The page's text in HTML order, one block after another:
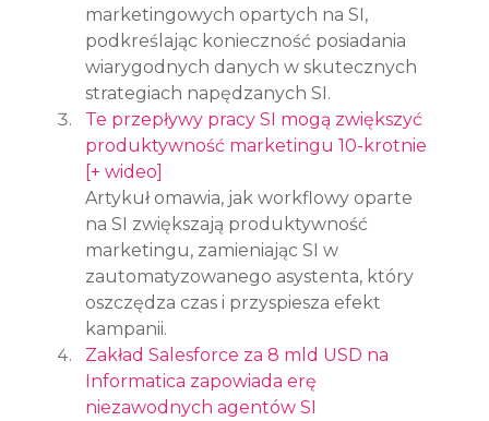
marketingowych opartych na SI,
podkreślając konieczność posiadania
wiarygodnych danych w skutecznych
strategiach napędzanych SI.
Te przepływy pracy SI mogą zwiększyć
produktywność marketingu 10-krotnie
[+ wideo]
Artykuł omawia, jak workflowy oparte
na SI zwiększają produktywność
marketingu, zamieniając SI w
zautomatyzowanego asystenta, który
oszczędza czas i przyspiesza efekt
kampanii.
Zakład Salesforce za 8 mld USD na
Informatica zapowiada erę
niezawodnych agentów SI